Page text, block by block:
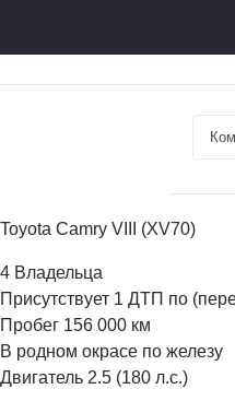
Toyota Camry VIII (XV70)
4 Владельца
Присутствует 1 ДТП по
Пробег 156 000 км
В родном окрасе по железу
Двигатель 2.5 (180 л.с.)